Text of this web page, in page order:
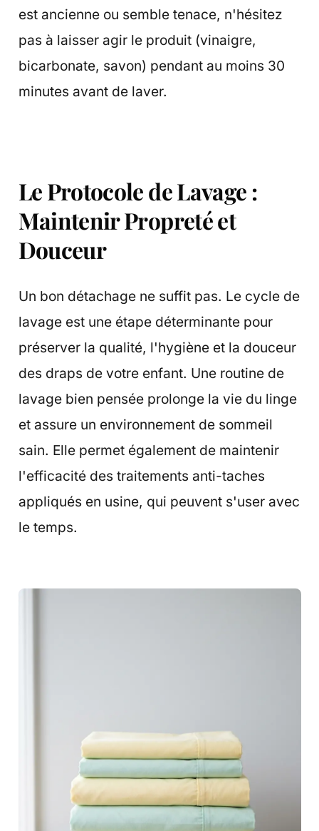
est ancienne ou semble tenace, n'hésitez
pas à laisser agir le produit (vinaigre,
bicarbonate, savon) pendant au moins 30
minutes avant de laver.
Le Protocole de Lavage :
Maintenir Propreté et
Douceur
Un bon détachage ne suffit pas. Le cycle de
lavage est une étape déterminante pour
préserver la qualité, l'hygiène et la douceur
des draps de votre enfant. Une routine de
lavage bien pensée prolonge la vie du linge
et assure un environnement de sommeil
sain. Elle permet également de maintenir
l'efficacité des traitements anti-taches
appliqués en usine, qui peuvent s'user avec
le temps.